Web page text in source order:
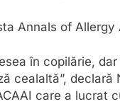
Annals of Allergy
în copilărie,
cealaltă”, declară
care a lucrat